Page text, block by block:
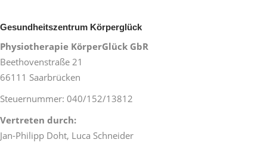
Gesundheitszentrum Körperglück
Physiotherapie KörperGlück GbR
Beethovenstraße 21
66111 Saarbrücken
Steuernummer: 040/152/13812
Vertreten durch:
Jan-Philipp Doht, Luca Schneider